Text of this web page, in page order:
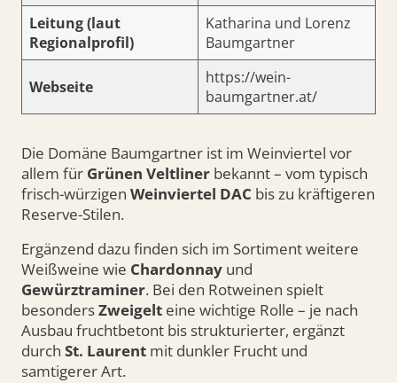
Leitung (laut
Regionalprofil)
Katharina und Lorenz
Baumgartner
Webseite
https://wein-
baumgartner.at/
Die Domäne Baumgartner ist im Weinviertel vor
allem für Grünen Veltliner bekannt – vom typisch
frisch-würzigen Weinviertel DAC bis zu kräftigeren
Reserve-Stilen.
Ergänzend dazu finden sich im Sortiment weitere
Weißweine wie Chardonnay und
Gewürztraminer. Bei den Rotweinen spielt
besondersZweigelt eine wichtige Rolle – je nach
Ausbau fruchtbetont bis strukturierter, ergänzt
durch St. Laurent mit dunkler Frucht und
samtigerer Art.